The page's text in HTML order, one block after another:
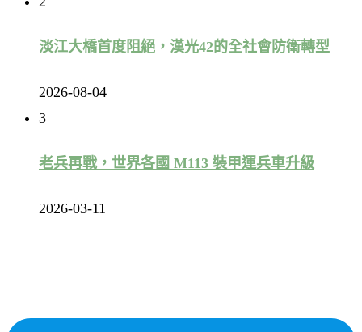
淡江大橋首度阻絕，漢光42的全社會防衛轉型
2026-08-04
3
老兵再戰，世界各國 M113 裝甲運兵車升級
2026-03-11